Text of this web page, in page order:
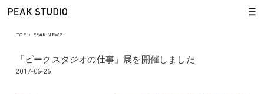
TOP › PEAK NEWS
「ピークスタジオの仕事」展を開催しました
2017-06-26